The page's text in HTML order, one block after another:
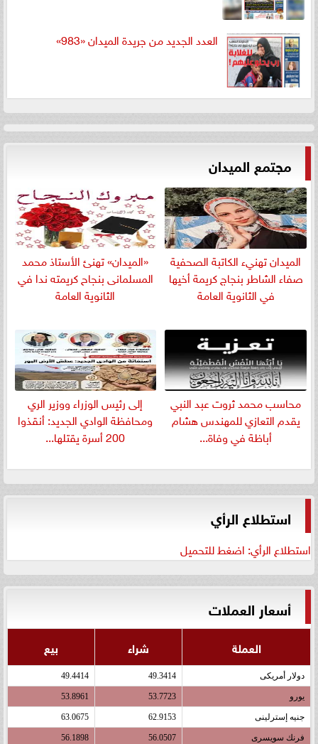
العدد الجديد من جريدة الميدان «983»
مجتمع الميدان
الميدان تهنيء الكاتبة الصحفية
صفاء الشاطر بنجاج كريمة أخيها
في الثانوية العامة
«الميدان» تهنئ الأستاذ محمد
المسلمانى بنجاح كريمته ندا في
الثانوية العامة
​محاسب محمد ثروت عبد النبي
يقدم التعازي للمهندس هشام
أباظة في وفاة...
إلى رئيس الوزراء ووزير الري
ومحافظة الوادي الجديد: أنقذوا
200 أسرة يقتلها...
استطلاع الرأي
استطلاع الرأي: اضغط للتحميل
أسعار العملات
العملة شراء بيع
دولار أمريكى 49.3414
49.4414
يورو 53.7723
53.8961
جنيه إسترلينى 62.9153
63.0675
فرنك سويسرى 56.0507
56.1898